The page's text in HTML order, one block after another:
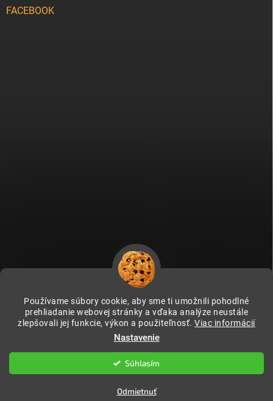
Používame súbory cookie, aby sme ti umožnili pohodlné
prehliadanie webovej stránky a vďaka analýze neustále
zlepšovali jej funkcie, výkon a použiteľnosť.Viac informácií
Nastavenie
Odmietnuť
Súhlasím
FACEBOOK
Fitami.cz Fitami.hu
Vytvoril Shoptet
Copyright 2026FITAMI.sk. Všetky práva vyhradené.